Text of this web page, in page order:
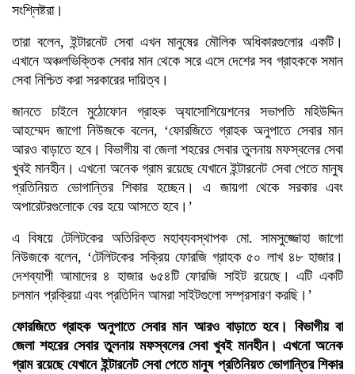
সংশ্লিষ্টরা।
তারা বলেন, ইন্টারনেট সেবা এখন মানুষের মৌলিক অধিকারগুলোর একটি।
এখানে অঞ্চলভিক্তিক সেবার মান থেকে সরে এসে দেশের সব গ্রাহককে সমান
সেবা নিশ্চিত করা সরকারের দায়িত্ব।
জানতে চাইলে মুঠোফোন গ্রাহক অ্যাসোশিয়েশনের সভাপতি মহিউদ্দিন
আহম্মেদ জাগো নিউজকে বলেন, ‘ফোরজিতে গ্রাহক অনুপাতে সেবার মান
আরও বাড়াতে হবে। বিভাগীয় বা জেলা শহরের সেবার তুলনায় মফস্বলের সেবা
খুবই মানহীন। এখনো অনেক গ্রাম রয়েছে যেখানে ইন্টারনেট সেবা পেতে মানুষ
প্রতিনিয়ত ভোগান্তির শিকার হচ্ছেন। এ জায়গা থেকে সরকার এবং
অপারেটরগুলোকে বের হয়ে আসতে হবে।’
এ বিষয়ে টেলিটকের অতিরিক্ত মহাব্যবস্থাপক মো. সামসুজ্জোহা জাগো
নিউজকে বলেন, ‘টেলিটকের সক্রিয় ফোরজি গ্রাহক ৫০ লাখ ৪৮ হাজার।
দেশব্যাপী আমাদের ৪ হাজার ৬৫৪টি ফোরজি সাইট রয়েছে। এটি একটি
চলমান প্রক্রিয়া এবং প্রতিদিন আমরা সাইটগুলো সম্প্রসারণ করছি।’
ফোরজিতে গ্রাহক অনুপাতে সেবার মান আরও বাড়াতে হবে। বিভাগীয় বা
জেলা শহরের সেবার তুলনায় মফস্বলের সেবা খুবই মানহীন। এখনো অনেক
গ্রাম রয়েছে যেখানে ইন্টারনেট সেবা পেতে মানুষ প্রতিনিয়ত ভোগান্তির শিকার